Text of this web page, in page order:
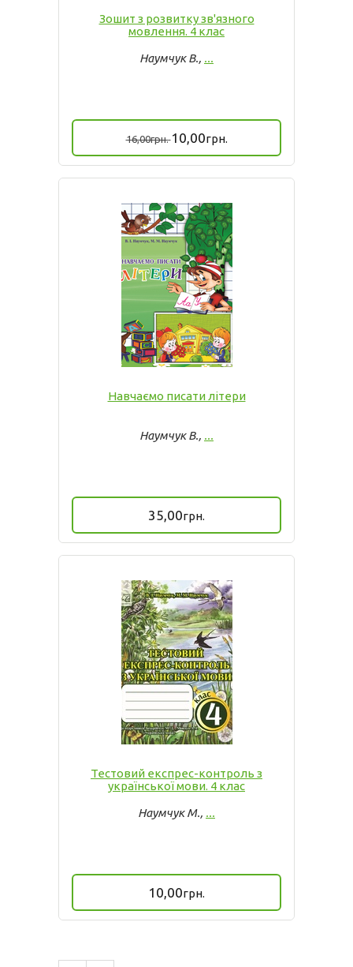
Зошит з розвитку зв'язного
мовлення. 4 клас
Наумчук В., ...
16,00грн. 10,00грн.
Навчаємо писати літери
Наумчук В., ...
35,00грн.
Тестовий експрес-контроль з
української мови. 4 клас
Наумчук М., ...
10,00грн.